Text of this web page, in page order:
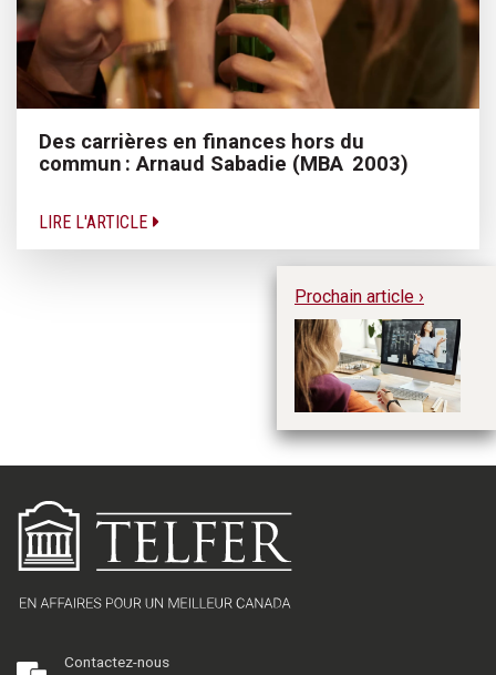
Des carrières en finances hors du
commun : Arnaud Sabadie (MBA 2003)
LIRE L'ARTICLE
Prochain article ›
Contactez-nous